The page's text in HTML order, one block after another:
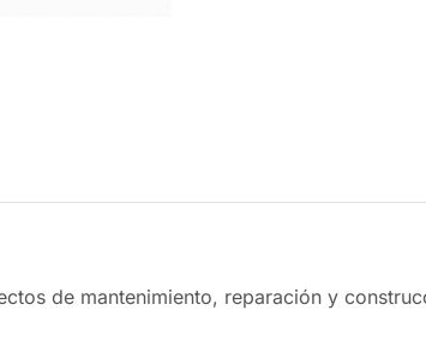
de mantenimiento, reparación y